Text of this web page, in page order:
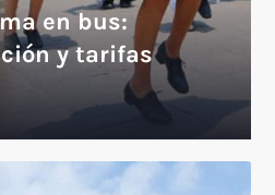
en bus:
y tarifas